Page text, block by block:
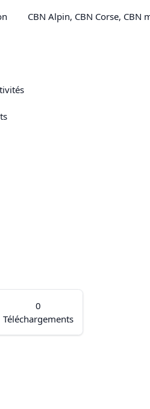
CBN Alpin, CBN Corse, CBN
0
Téléchargements